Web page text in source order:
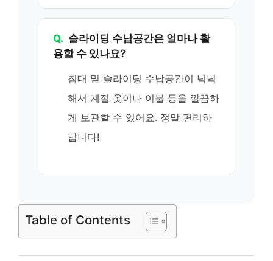
Q. 슬라이딩 수납공간은 얼마나 활
용할 수 있나요?
침대 밑 슬라이딩 수납공간이 넉넉
해서 계절 옷이나 이불 등을 깔끔하
게 보관할 수 있어요. 정말 편리하
답니다!
Table of Contents